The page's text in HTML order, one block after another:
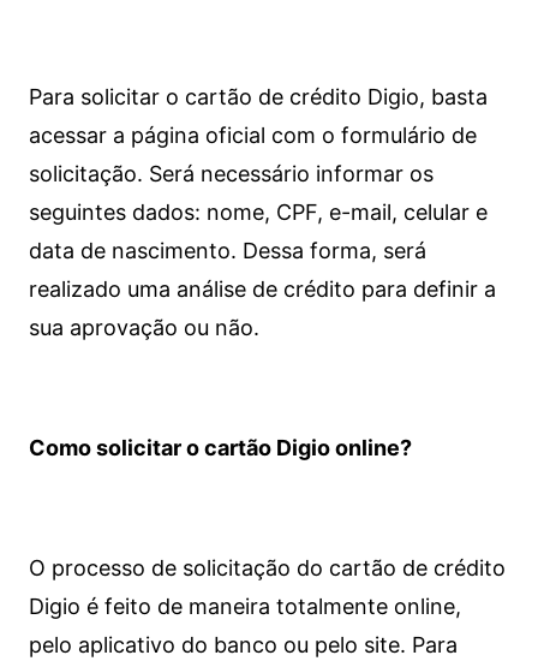
Para solicitar o cartão de crédito Digio, basta
acessar a página oficial com o formulário de
solicitação. Será necessário informar os
seguintes dados: nome, CPF, e-mail, celular e
data de nascimento. Dessa forma, será
realizado uma análise de crédito para definir a
sua aprovação ou não.
Como solicitar o cartão Digio online?
O processo de solicitação do cartão de crédito
Digio é feito de maneira totalmente online,
pelo aplicativo do banco ou pelo site. Para